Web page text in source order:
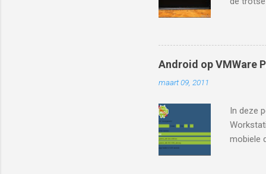
zijn
HDMI
zit er
zoals hij
“Home”
Android op VMWare
maart 09, 2011
In deze
mobiele
deze